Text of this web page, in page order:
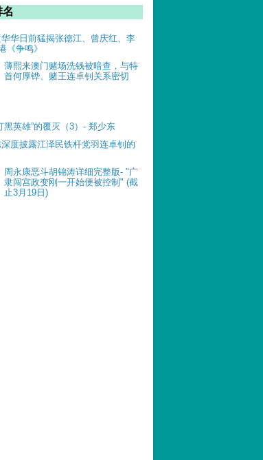
华日前猛揭张德江、曾庆红、李
《争鸣》
薄熙来澳门赌场洗钱被暗查，与特
首何厚铧、赌王连卓钊关系密切
黑英雄”的覆灭（3）- 郑少东
深度披露江泽民铁杆党羽连卓钊的
周永康恶斗胡锦涛详细完整版- "广
隶闯宫政变刚一开始便被控制" (截
止3月19日)